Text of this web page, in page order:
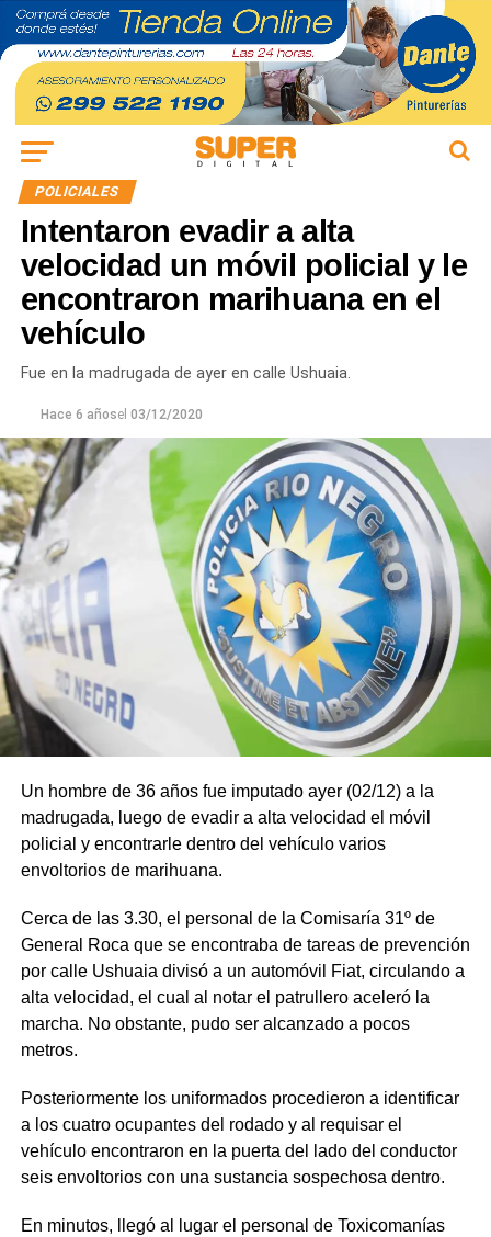
POLICIALES
Intentaron evadir a alta
velocidad un móvil policial y le
encontraron marihuana en el
vehículo
Fue en la madrugada de ayer en calle Ushuaia.
Hace 6 añosel 03/12/2020
Un hombre de 36 años fue imputado ayer (02/12) a la
madrugada, luego de evadir a alta velocidad el móvil
policial y encontrarle dentro del vehículo varios
envoltorios de marihuana.
Cerca de las 3.30, el personal de la Comisaría 31º de
General Roca que se encontraba de tareas de prevención
por calle Ushuaia divisó a un automóvil Fiat, circulando a
alta velocidad, el cual al notar el patrullero aceleró la
marcha. No obstante, pudo ser alcanzado a pocos
metros.
Posteriormente los uniformados procedieron a identificar
a los cuatro ocupantes del rodado y al requisar el
vehículo encontraron en la puerta del lado del conductor
seis envoltorios con una sustancia sospechosa dentro.
En minutos, llegó al lugar el personal de Toxicomanías